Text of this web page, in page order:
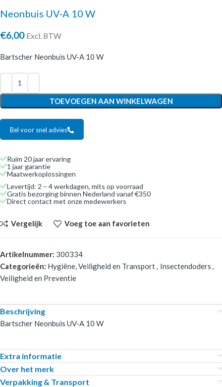
Neonbuis UV-A 10 W
€6,00 Excl. BTW
Bartscher Neonbuis UV-A 10 W
TOEVOEGEN AAN WINKELWAGEN
Bel voor snel advies
Ruim 20 jaar ervaring
1 jaar garantie
Maatwerkoplossingen
Levertijd: 2 – 4 werkdagen, mits op voorraad
Gratis bezorging binnen Nederland vanaf €350
Direct contact met onze medewerkers
Vergelijk Voeg toe aan favorieten
Artikelnummer: 300334
Categorieën: Hygiëne, Veiligheid en Transport, Insectendoders ,
Veiligheid en Preventie
Beschrijving
Bartscher Neonbuis UV-A 10 W
Extra informatie
Over het merk
Verpakking & Transport